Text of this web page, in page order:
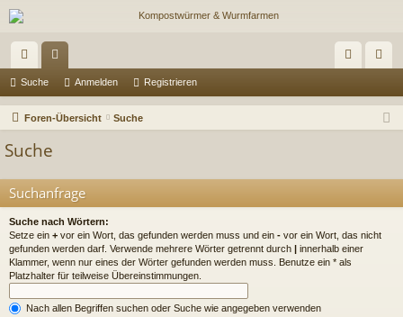
ch
ne
riff
en m ist
Suche Anmelden Registrieren
Foren-Übersicht Suche
Suche
Suchanfrage
Suche nach Wörtern:
Setze ein + vor ein Wort, das gefunden werden muss und ein - vor ein Wort, das nicht
gefunden werden darf. Verwende mehrere Wörter getrennt durch | innerhalb einer
Klammer, wenn nur eines der Wörter gefunden werden muss. Benutze ein * als
Platzhalter für teilweise Übereinstimmungen.
Nach allen Begriffen suchen oder Suche wie angegeben verwenden